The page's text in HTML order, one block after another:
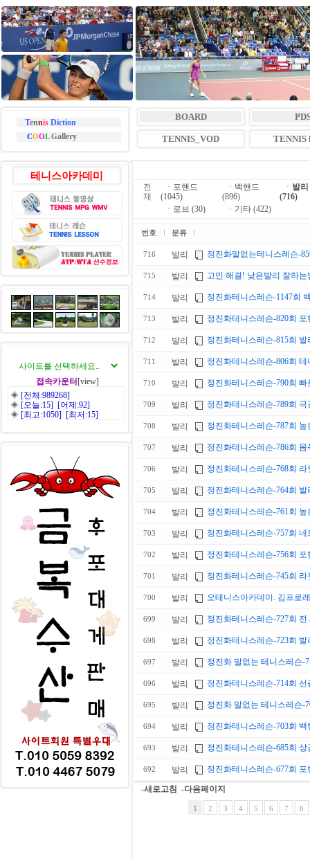
TennisDiction
COOLGallery
BOARD
TENNIS_VOD TENNIS
테니스아카데미
접속카운터 [view]
◈ [전체:989268]
◈ [오늘:15] [어제:92]
◈ [최고:1050] [최저:15]
전
체
ㆍ 포핸드
(1045)
ㆍ 백핸드
(896)
ㆍ 발리
(716)
ㆍ 로브 (30) ㆍ 기타 (422)
번호 분류
716 발리 정진화말없는테니스레슨-
715 발리 고민 해결! 낮은발리 잘하는
714 발리 정진화테니스레슨-1147회
713 발리 정진화테니스레슨-820회
712 발리 정진화테니스레슨-815회
711 발리 정진화테니스레슨-806회
710 발리 정진화테니스레슨-790회
709 발리 정진화테니스레슨-789회
708 발리 정진화테니스레슨-787회
707 발리 정진화테니스레슨-786회
706 발리 정진화테니스레슨-768회
705 발리 정진화테니스레슨-764회
704 발리 정진화테니스레슨-761회
703 발리 정진화테니스레슨-757회
702 발리 정진화테니스레슨-756회
701 발리 정진화테니스레슨-745회
700 발리 오테니스아카데미. 김프로
699 발리 정진화테니스레슨-727회
698 발리 정진화테니스레슨-723회
697 발리 정진화 말없는 테니스레슨-
696 발리 정진화테니스레슨-714회
695 발리 정진화 말없는 테니스레슨-
694 발리 정진화테니스레슨-703회
693 발리 정진화테니스레슨-685회
692 발리 정진화테니스레슨-677회
-새로고침 -다음페이지
1 2 3 4 5 6 7 8